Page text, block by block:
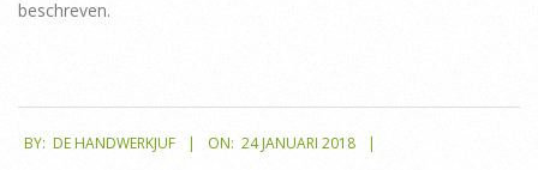
beschreven.
01-
BY: DE HANDWERKJUF ON: 24 JANUARI 2018